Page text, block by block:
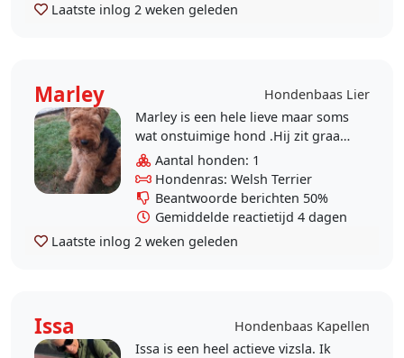
Laatste inlog 2 weken geleden
Marley
Hondenbaas Lier
Marley is een hele lieve maar soms
wat onstuimige hond .Hij zit graag
op de schoot en kan elke
wandeling aan.
Aantal honden: 1
Hondenras: Welsh Terrier
Beantwoorde berichten 50%
Gemiddelde reactietijd 4 dagen
Laatste inlog 2 weken geleden
Issa
Hondenbaas Kapellen
Issa is een heel actieve vizsla. Ik